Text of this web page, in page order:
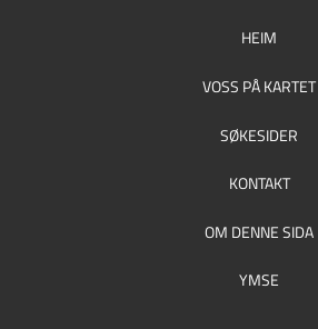
HEIM
VOSS PÅ KARTET
SØKESIDER
KONTAKT
OM DENNE SIDA
YMSE